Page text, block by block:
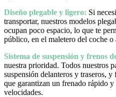
Diseño plegable y ligero: Si
transportar, nuestros modelos
ocupan poco espacio, lo que te
público, en el maletero del coche o
Sistema de suspensión y frenos
nuestra prioridad. Todos nuestros
suspensión delanteros y traseros,
que garantizan un frenado rápido
velocidades.